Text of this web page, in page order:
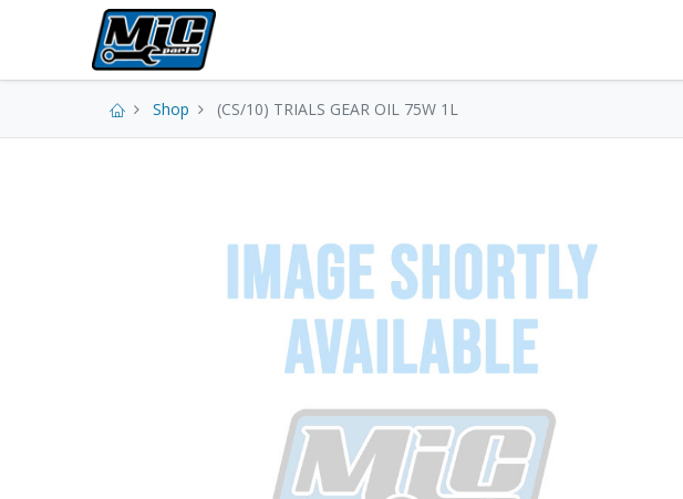
Shop (CS/10) TRIALS GEAR OIL 75W 1L